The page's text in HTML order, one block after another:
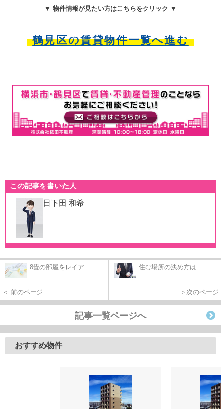
▼ 物件情報が見たい方はこちらをクリック ▼
鶴見区の賃貸物件一覧へ進む
この記事を書いた人
日下田 和希
8畳の部屋をレイア...
＜ 前のページ
住む場所の決め方は...
＞次のページ
記事一覧ページへ
おすすめ物件